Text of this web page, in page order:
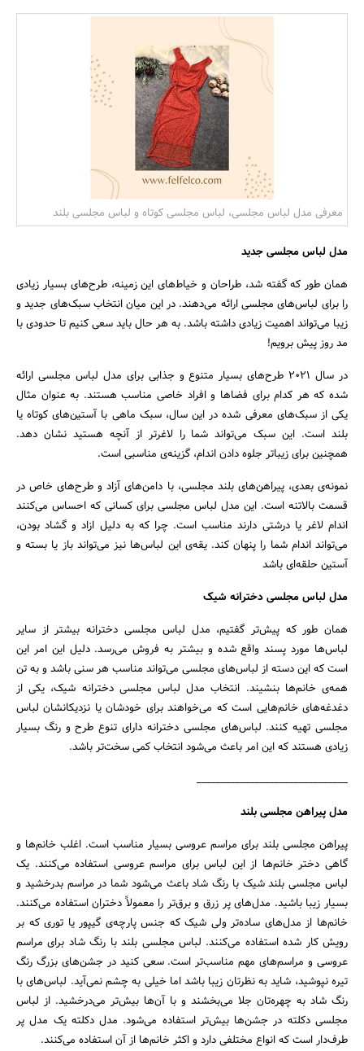
مسکن و ساختمان
جستجو
معرفی مدل لباس مجلسی، لباس مجلسی کوتاه و لباس مجلسی بلند
مدل لباس مجلسی جدید
همان طور که گفته شد، طراحان و خیاط‌های این زمینه، طرح‌های بسیار زیادی
را برای لباس‌های مجلسی ارائه می‌دهند. در این میان انتخاب سبک‌های جدید و
زیبا می‌تواند اهمیت زیادی داشته باشد. به هر حال باید سعی کنیم تا حدودی با
مد روز پیش برویم!
در سال ۲۰۲۱ طرح‌های بسیار متنوع و جذابی برای مدل لباس مجلسی ارائه
شده که هر کدام برای فضاها و افراد خاصی مناسب هستند. به عنوان مثال
یکی از سبک‌های معرفی شده در این سال، سبک ماهی با آستین‌های کوتاه یا
بلند است. این سبک می‌تواند شما را لاغرتر از آنچه هستید نشان دهد.
همچنین برای زیباتر جلوه دادن اندام، گزینه‌ی مناسبی است.
نمونه‌ی بعدی، پیراهن‌های بلند مجلسی، با دامن‌های آزاد و طرح‌های خاص در
قسمت بالاتنه است. این مدل لباس مجلسی برای کسانی که احساس می‌کنند
اندام لاغر یا درشتی دارند مناسب است. چرا که به دلیل ازاد و گشاد بودن،‌
می‌تواند اندام شما را پنهان کند. یقه‌ی این لباس‌ها نیز می‌تواند باز یا بسته و
آستین حلقه‌ای باشد
مدل لباس مجلسی دخترانه شیک
همان طور که پیش‌تر گفتیم، مدل لباس مجلسی دخترانه بیشتر از سایر
لباس‌ها مورد پسند واقع شده و بیشتر به فروش می‌رسد. دلیل این امر این
است که این دسته از لباس‌های مجلسی می‌تواند مناسب هر سنی باشد و به تن
همه‌ی خانم‌ها بنشیند. انتخاب مدل لباس مجلسی دخترانه شیک، یکی از
دغدغه‌های خانم‌هایی است که می‌خواهند برای خودشان یا نزدیکانشان لباس
مجلسی تهیه کنند. لباس‌های مجلسی دخترانه دارای تنوع طرح و رنگ بسیار
زیادی هستند که این امر باعث می‌شود انتخاب کمی سخت‌تر باشد.
_______________________________
مدل پیراهن مجلسی بلند
پیراهن مجلسی بلند برای مراسم عروسی بسیار مناسب است. اغلب خانم‌ها و
گاهی دختر خانم‌ها از این لباس برای مراسم عروسی استفاده می‌کنند. یک
لباس مجلسی بلند شیک با رنگ شاد باعث می‌شود شما در مراسم بدرخشید و
بسیار‌ زیبا باشید. مدل‌های پر زرق و برق‌تر را معمولاً دختران استفاده می‌کنند.
خانم‌ها از مدل‌های ساده‌تر ولی شیک که جنس پارچه‌ی گیپور یا توری که بر
رویش کار شده‌ استفاده می‌کنند. لباس مجلسی بلند با رنگ شاد برای مراسم
عروسی و مراسم‌های مهم مناسب‌تر است. سعی کنید در جشن‌های بزرگ رنگ
تیره نپوشید، شاید به نظرتان زیبا باشد اما خیلی به چشم نمی‌آید. لباس‌های با
رنگ شاد به چهره‌تان جلا می‌بخشند و با آن‌ها بیش‌تر می‌درخشید. از لباس
مجلسی دکلته در جشن‌ها بیش‌تر استفاده می‌شود. مدل دکلته یک مدل پر
طرف‌دار است که انواع مختلفی دارد و اکثر خانم‌ها از آن استفاده می‌کنند.